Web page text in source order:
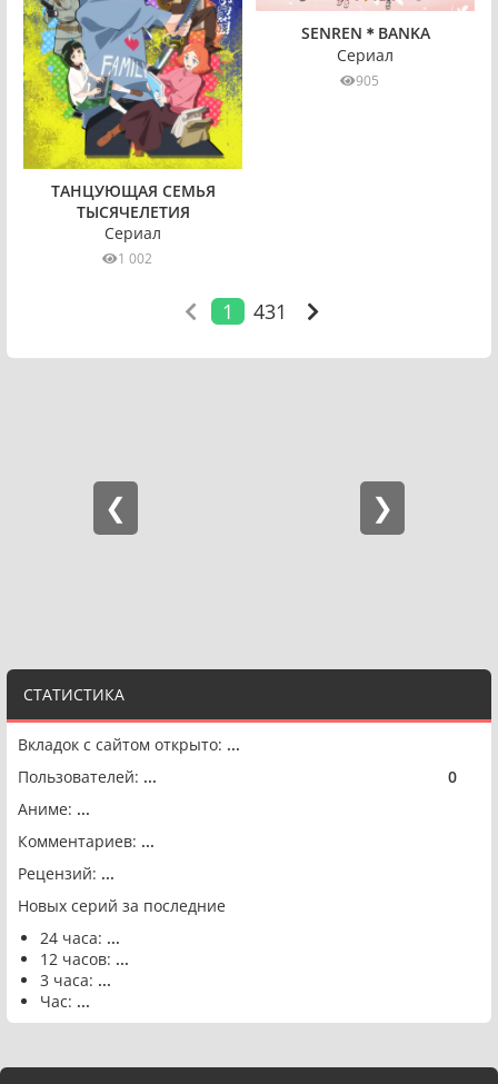
СТАТИСТИКА
Вкладок с сайтом открыто: ...
Пользователей: ... 0
Аниме: ...
Комментариев: ...
Рецензий: ...
Новых серий за последние
24 часа: ...
12 часов: ...
3 часа: ...
Час: ...
ТАНЦУЮЩАЯ СЕМЬЯ
ТЫСЯЧЕЛЕТИЯ
Сериал
1 002
SENREN＊BANKA
Сериал
905
1 431